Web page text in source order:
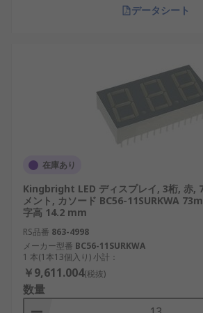
：防塵・防水性
本の工場や物流施設で多く採用
LED表示器の利点
長を活かして、さまざまな分野で広く
ます。
高い視認性：明るい光源により
を問わず情報がはっきり見える
の信号表示、日本の再生可能エ
の発電状況パネル。
長寿命：発光素子の劣化が遅く
用が可能。例：交通管制表示、
データシート
在庫あり
Kingbright LED ディスプレイ, 3桁, 赤,
メント, カソード BC56-11SURKWA
字高 14.2 mm
RS品番 863-4998
メーカー型番 BC56-11SURKWA
1 本(1本13個入り) 小計：
￥9,611.004(税抜)
数量